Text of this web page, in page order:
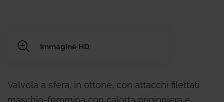
Immagine HD
Valvola a sfera, in ottone, con attacchi filettati
maschio-femmina con calotta prigioniera e